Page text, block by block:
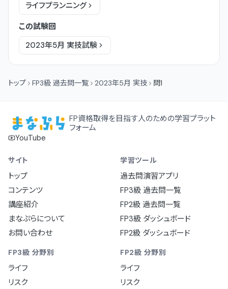
ライフプランニング
この試験回
2023年5月 実技試験
トップ FP3級 過去問一覧 2023年5月 実技 問1
FP資格取得を目指す人のための学習プラット
フォーム
YouTube
サイト
トップ
コンテンツ
講座紹介
まなぷらについて
お問い合わせ
学習ツール
過去問演習アプリ
FP3級 過去問一覧
FP2級 過去問一覧
FP3級 ダッシュボード
FP2級 ダッシュボード
FP3級 分野別
ライフ
リスク
FP2級 分野別
ライフ
リスク